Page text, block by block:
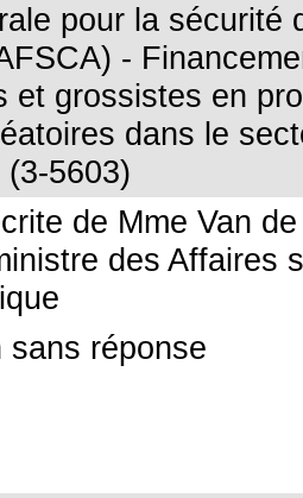
pour la sécurité
-
et grossistes en
dans le
5603)
de Mme Van
des Affaires
sans réponse